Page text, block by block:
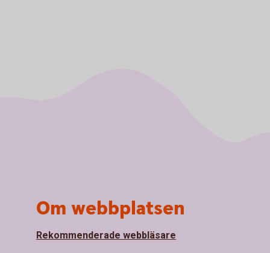
Om webbplatsen
Rekommenderade webbläsare